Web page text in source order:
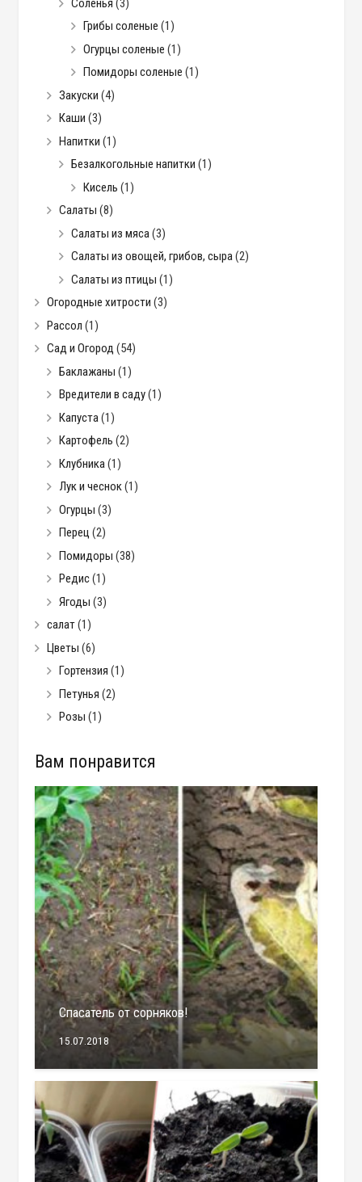
Соленья (3)
Грибы соленые (1)
Огурцы соленые (1)
Помидоры соленые (1)
Закуски (4)
Каши (3)
Напитки (1)
Безалкогольные напитки (1)
Кисель (1)
Салаты (8)
Салаты из мяса(3)
Салаты из овощей, грибов, сыра(2)
Салаты из птицы (1)
Огородные хитрости (3)
Рассол (1)
Сад и Огород (54)
Баклажаны (1)
Вредители в саду(1)
Капуста(1)
Картофель (2)
Клубника(1)
Лук и чеснок(1)
Огурцы (3)
Перец (2)
Помидоры (38)
Редис(1)
Ягоды (3)
салат(1)
Цветы (6)
Гортензия (1)
Петунья (2)
Розы (1)
Вам понравится
Спасатель от сорняков!
15.07.2018